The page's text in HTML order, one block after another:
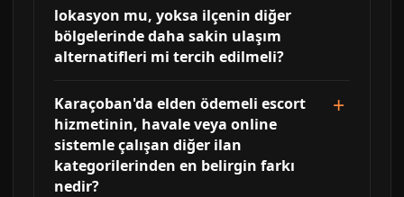
lokasyon mu, yoksa ilçenin diğer
bölgelerinde daha sakin ulaşım
alternatifleri mi tercih edilmeli?
Karaçoban'da elden ödemeli escort
hizmetinin, havale veya online
sistemle çalışan diğer ilan
kategorilerinden en belirgin farkı
nedir?